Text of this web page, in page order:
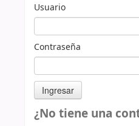
Usuario
Contraseña
¿No tiene una